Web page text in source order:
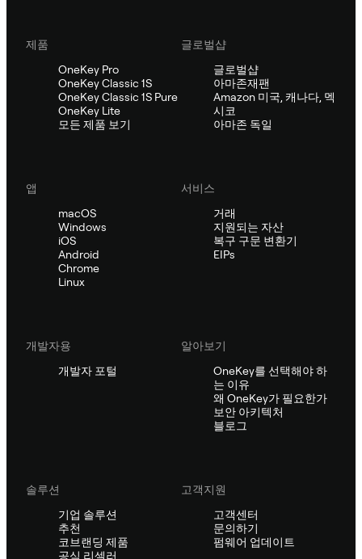
제품
OneKey Pro
OneKey Classic 1S
OneKey Classic 1S Pure
OneKey Lite
모든 제품 보기
글로벌샵
글로벌샵
아마존재팬
Amazon 미국, 캐나다, 멕
시코
아마존 독일
앱
macOS
Windows
iOS
Android
Chrome
Linux
서비스
거래
지원되는 자산
복구 구문 변환기
EIPs
개발자용
개발자 포털
알아보기
OneKey를 선택해야 하
는 이유
왜 OneKey가 필요한가
보안 아키텍처
블로그
솔루션
기업 솔루션
추천
코브랜딩 제품
공식 리셀러
고객지원
고객센터
문의하기
펌웨어 업데이트